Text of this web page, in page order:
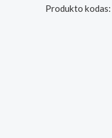
Produkto kodas: